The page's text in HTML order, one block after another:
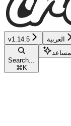
v1.14.5 العربية
Search...
⌘ K